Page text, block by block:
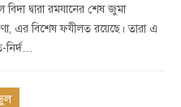
দ্বারা রমযানের শেষ জুমা
এর বিশেষ ফযীলত রয়েছে। তারা এ